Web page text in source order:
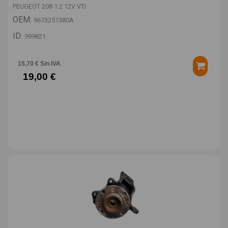
PEUGEOT 208 1.2 12V VTI
OEM: 9673251380A
ID: 999821
15,70 € Sin IVA
19,00 €